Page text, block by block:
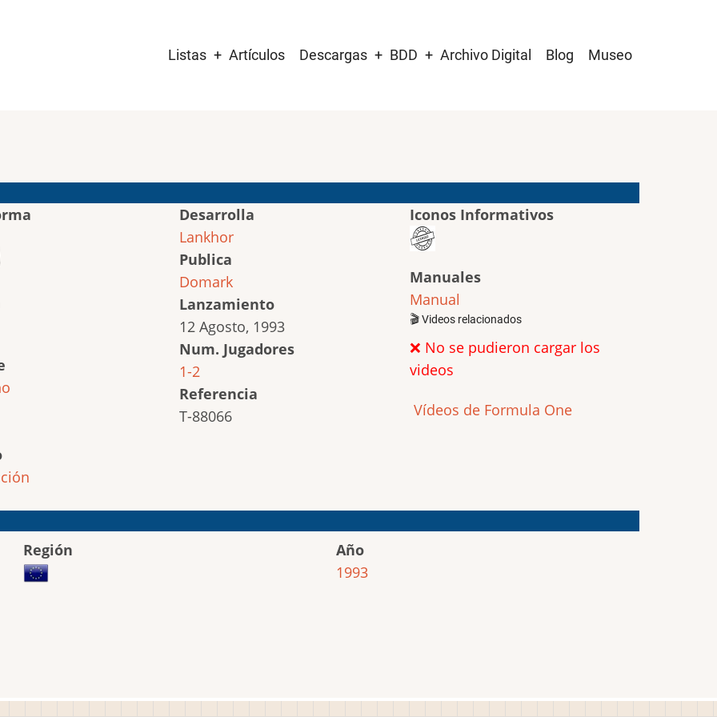
navigation
Listas Artículos Descargas BDD Archivo Digital Blog Museo
Desarrolla
Lankhor
Publica
Domark
Lanzamiento
12 Agosto, 1993
Num. Jugadores
1-2
Referencia
T-88066
Iconos Informativos
Manuales
Manual
🎬 Videos relacionados
❌ No se pudieron cargar los
videos
Vídeos de Formula One
Región
Año
1993